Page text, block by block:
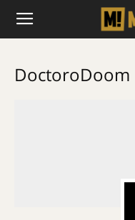
DoctoroDoom